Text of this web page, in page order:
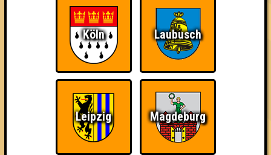
The Amount of
Teilnahmen is too
damn high
Ich war da, vor 3000
Da-Da Da! Da-Da Da!
Teil der Oberschicht So kurz vorm Sieg!
Köln Laubusch
Leipzig Magdeburg